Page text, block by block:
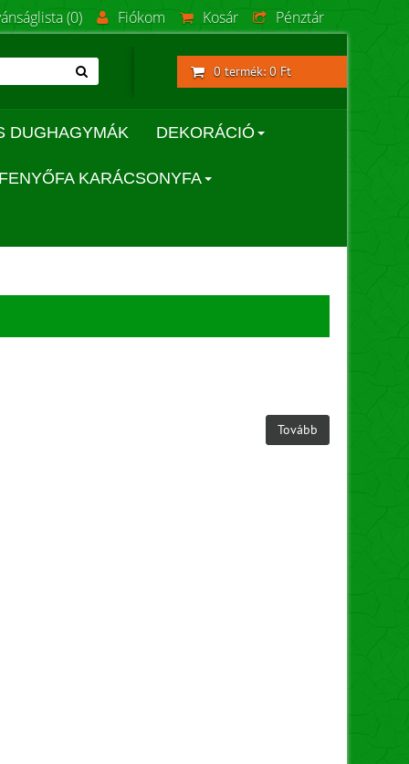
(0) Fiókom Kosár Pénztár
0 termék: 0 Ft
DUGHAGYMÁK DEKORÁCIÓ
KARÁCSONYFA
Tovább